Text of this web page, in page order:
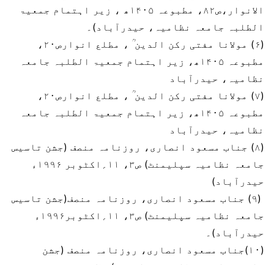
الانوار،ص۸۲، مطبوعہ ۱۴۰۵ھ ، زیر اہتمام جمعیۃ
الطلبہ جامعہ نظامیہ، حیدرآباد)۔
(۶) مولانا مفتی رکن الدین ؒ ، مطلع انوارص۲۰،
مطبوعہ ۱۴۰۵ھ، زیر اہتمام جمعیۃ الطلبہ جامعہ
نظامیہ، حیدرآباد
(۷) مولانا مفتی رکن الدین ؒ ، مطلع انوارص۲۰،
مطبوعہ ۱۴۰۵ھ، زیر اہتمام جمعیۃ الطلبہ جامعہ
نظامیہ، حیدرآباد
(۸) جناب مسعود انصاری، روزنامہ منصف (جشن تاسیس
جامعہ نظامیہ سپلیمنٹ) ص۳، ۱۱؍اکٹوبر ۱۹۹۶ء
حیدرآباد)
(۹) جناب مسعود انصاری، روزنامہ منصف(جشن تاسیس
جامعہ نظامیہ سپلیمنٹ) ص۳، ۱۱؍اکٹوبر۱۹۹۶ء
حیدرآباد)۔
(۱۰)جناب مسعود انصاری، روزنامہ منصف (جشن